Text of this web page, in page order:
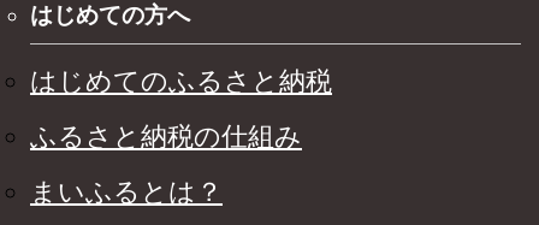
はじめての方へ
はじめてのふるさと納税
ふるさと納税の仕組み
まいふるとは？